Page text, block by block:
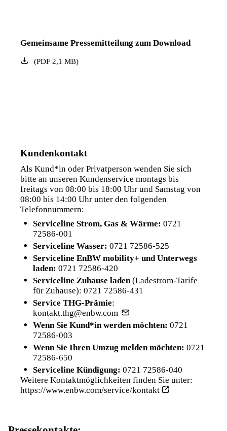
Gemeinsame Pressemitteilung zum Download
(PDF2,1 MB)
Kundenkontakt
Als Kund*in oder Privatperson wenden Sie sich
bitte an unseren Kundenservice montags bis
freitags von 08:00 bis 18:00 Uhr und Samstag von
08:00 bis 14:00 Uhr unter den folgenden
Telefonnummern:
Serviceline Strom, Gas & Wärme: 0721
72586-001
Serviceline Wasser: 0721 72586-525
Serviceline EnBW mobility+ und Unterwegs
laden: 0721 72586-420
Serviceline Zuhause laden (Ladestrom-Tarife
für Zuhause): 0721 72586-431
Service THG-Prämie:
kontakt.thg@enbw.com
Wenn Sie Kund*in werden möchten: 0721
72586-003
Wenn Sie Ihren Umzug melden möchten: 0721
72586-650
Serviceline Kündigung: 0721 72586-040
Weitere Kontaktmöglichkeiten finden Sie unter:
https://www.enbw.com/service/kontakt